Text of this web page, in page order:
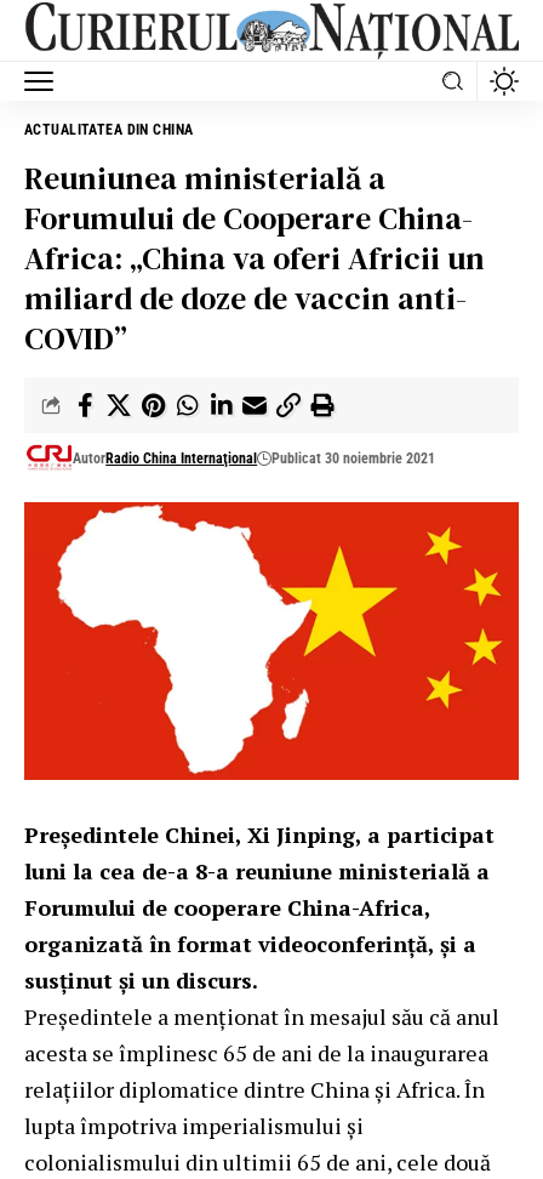
ACTUALITATEA DIN CHINA
Reuniunea ministerială a
Forumului de Cooperare China-
Africa: „China va oferi Africii un
miliard de doze de vaccin anti-
COVID”
AutorRadio China Internaţional Publicat 30 noiembrie 2021
Președintele Chinei, Xi Jinping, a participat
luni la cea de-a 8-a reuniune ministerială a
Forumului de cooperare China-Africa,
organizată în format videoconferință, și a
susținut și un discurs.
Președintele a menționat în mesajul său că anul
acesta se împlinesc 65 de ani de la inaugurarea
relațiilor diplomatice dintre China și Africa. În
lupta împotriva imperialismului și
colonialismului din ultimii 65 de ani, cele două